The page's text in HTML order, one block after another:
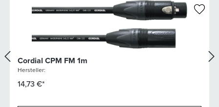
Cordial CPM FM 1m
Hersteller:
14,73 €*